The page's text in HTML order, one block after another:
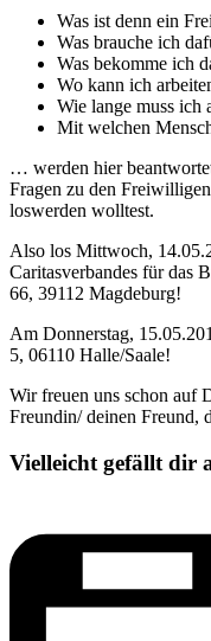
Was ist denn ein
Was brauche ich
Was bekomme ich
Wo kann ich
Wie lange muss ich
Mit welchen
… werden hier
Fragen zu den
loswerden wolltest.
Also los Mittwoch,
Caritasverbandes für das
66, 39112 Magdeburg!
Am Donnerstag,
5, 06110 Halle/Saale!
Wir freuen uns schon auf
Freundin/ deinen Freund,
Vielleicht gefällt dir